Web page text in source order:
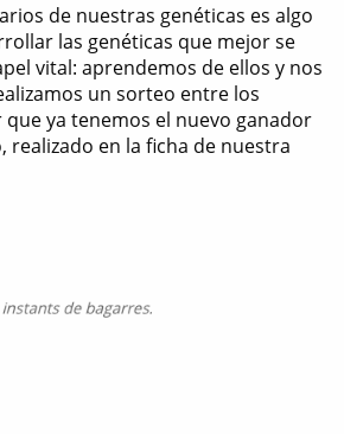
de nuestras genéticas es algo
las genéticas que mejor se
vital: aprendemos de ellos y nos
un sorteo entre los
ya tenemos el nuevo ganador
en la ficha de nuestra